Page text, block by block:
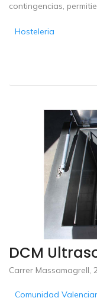
contingencias,
Hosteleria
DCM
Carrer Massamagrell,
Comunidad